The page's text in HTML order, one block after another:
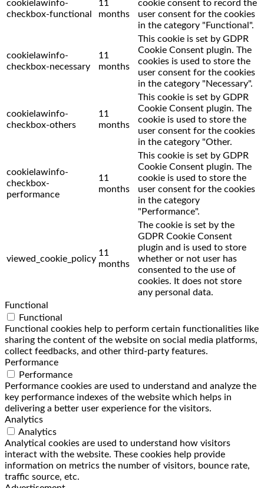
cookielawinfo-
checkbox-functional
11
months
cookie consent to record the
user consent for the cookies
in the category "Functional".
cookielawinfo-
checkbox-necessary
11
months
This cookie is set by GDPR
Cookie Consent plugin. The
cookies is used to store the
user consent for the cookies
in the category "Necessary".
cookielawinfo-
checkbox-others
11
months
This cookie is set by GDPR
Cookie Consent plugin. The
cookie is used to store the
user consent for the cookies
in the category "Other.
cookielawinfo-
checkbox-
performance
11
months
This cookie is set by GDPR
Cookie Consent plugin. The
cookie is used to store the
user consent for the cookies
in the category
"Performance".
viewed_cookie_policy
11
months
The cookie is set by the
GDPR Cookie Consent
plugin and is used to store
whether or not user has
consented to the use of
cookies. It does not store
any personal data.
Functional
Functional
Functional cookies help to perform certain functionalities like
sharing the content of the website on social media platforms,
collect feedbacks, and other third-party features.
Performance
Performance
Performance cookies are used to understand and analyze the
key performance indexes of the website which helps in
delivering a better user experience for the visitors.
Analytics
Analytics
Analytical cookies are used to understand how visitors
interact with the website. These cookies help provide
information on metrics the number of visitors, bounce rate,
traffic source, etc.